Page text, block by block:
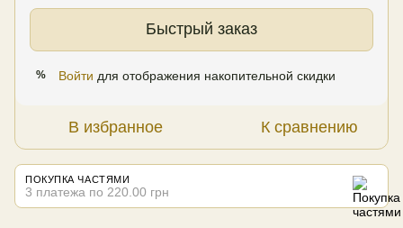
Быстрый заказ
% Войти для отображения накопительной скидки
В избранное К сравнению
ПОКУПКА ЧАСТЯМИ
3 платежа по 220.00 грн